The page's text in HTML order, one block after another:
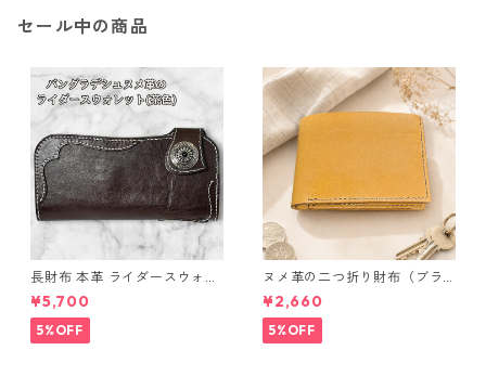
セール中の商品
長財布 本革 ライダースウォレ
ット 国産 ヌメ革 ブラウン バ
ングラデシュ l175 レザー 革財
布 ハンドメイド 経年変化
¥5,700
5%OFF
ヌメ革の二つ折り財布（ブラ
ウン系）
¥2,660
5%OFF